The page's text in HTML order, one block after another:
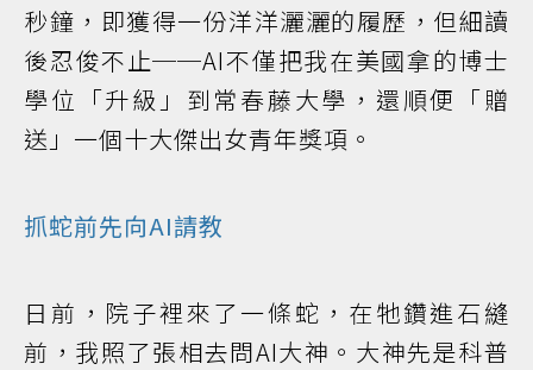
秒鐘，即獲得一份洋洋灑灑的履歷，但細讀
後忍俊不止──AI不僅把我在美國拿的博士
學位「升級」到常春藤大學，還順便「贈
送」一個十大傑出女青年獎項。
抓蛇前先向AI請教
日前，院子裡來了一條蛇，在牠鑽進石縫
前，我照了張相去問AI大神。大神先是科普